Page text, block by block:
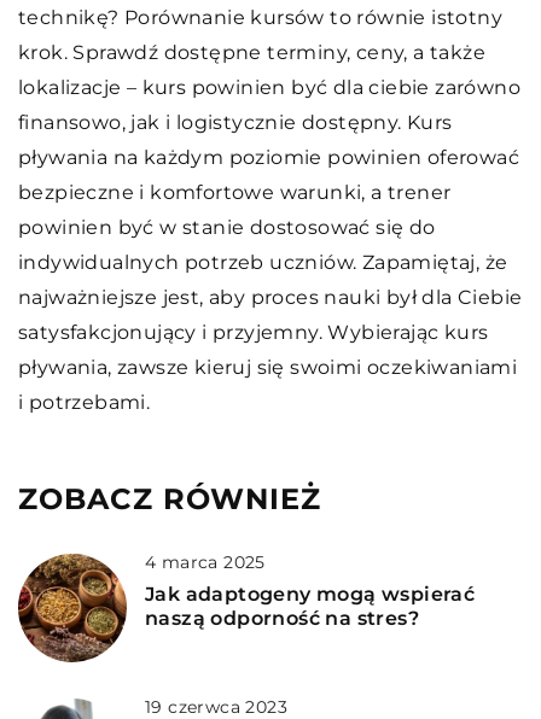
technikę? Porównanie kursów to równie istotny
krok. Sprawdź dostępne terminy, ceny, a także
lokalizacje – kurs powinien być dla ciebie zarówno
finansowo, jak i logistycznie dostępny. Kurs
pływania na każdym poziomie powinien oferować
bezpieczne i komfortowe warunki, a trener
powinien być w stanie dostosować się do
indywidualnych potrzeb uczniów. Zapamiętaj, że
najważniejsze jest, aby proces nauki był dla Ciebie
satysfakcjonujący i przyjemny. Wybierając kurs
pływania, zawsze kieruj się swoimi oczekiwaniami
i potrzebami.
ZOBACZ RÓWNIEŻ
4 marca 2025
Jak adaptogeny mogą wspierać
naszą odporność na stres?
19 czerwca 2023